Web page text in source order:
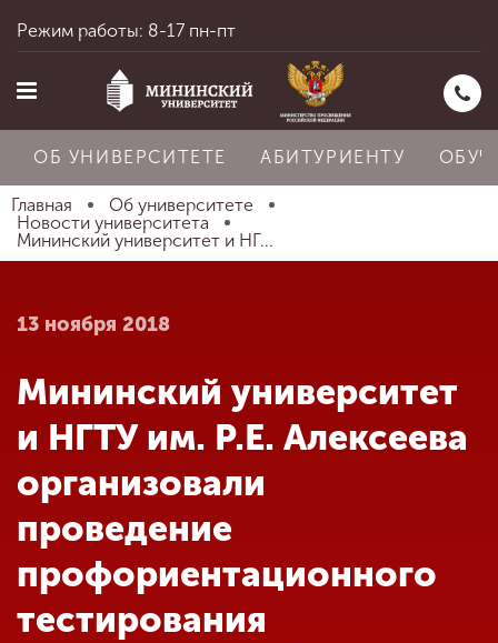
Главная
Абитуриенту
Обучение
Наука
Режим работы: 8-17 пн-пт
ОБ УНИВЕРСИТЕТЕ АБИТУРИЕНТУ
Главная
Об университете
Новости университета
Мининский университет и НГ...
13 ноября 2018
Мининский университет
и НГТУ им. Р.Е. Алексеева
организовали
проведение
профориентационного
тестирования